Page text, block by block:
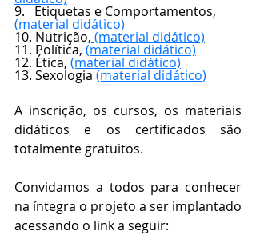
9.   Etiquetas e Comportamentos,
(material didático)
10. Nutrição, (material didático)
11. Política, (material didático)
12. Ética, (material didático)
13. Sexologia (material didático)
A inscrição, os cursos, os materiais
didáticos e os certificados são
totalmente gratuitos.
Convidamos a todos para conhecer
na íntegra o projeto a ser implantado
acessando o link a seguir: